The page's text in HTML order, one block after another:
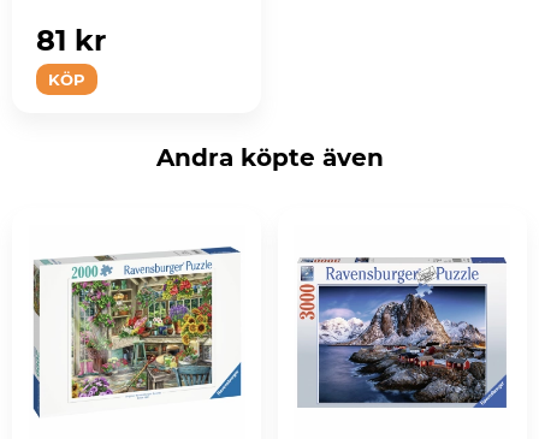
KÖP
81 kr
Andra köpte även